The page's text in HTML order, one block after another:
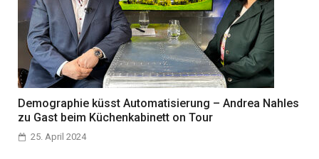
Demographie küsst Automatisierung – Andrea Nahles
zu Gast beim Küchenkabinett on Tour
25. April 2024